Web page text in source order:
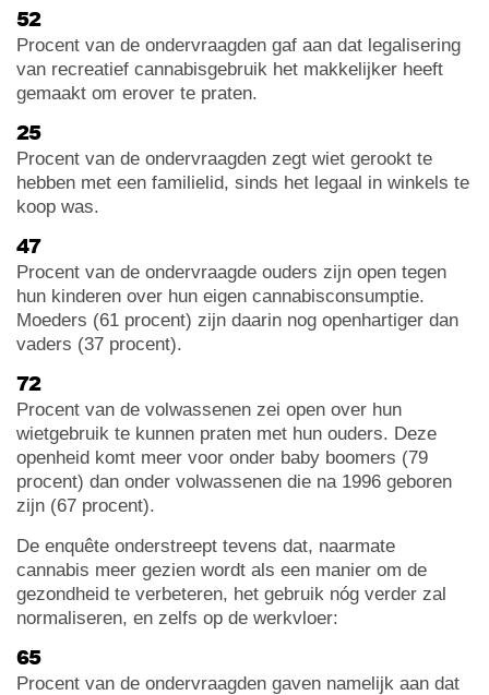
52
Procent van de ondervraagden gaf aan dat legalisering
van recreatief cannabisgebruik het makkelijker heeft
gemaakt om erover te praten.
25
Procent van de ondervraagden zegt wiet gerookt te
hebben met een familielid, sinds het legaal in winkels te
koop was.
47
Procent van de ondervraagde ouders zijn open tegen
hun kinderen over hun eigen cannabisconsumptie.
Moeders (61 procent) zijn daarin nog openhartiger dan
vaders (37 procent).
72
Procent van de volwassenen zei open over hun
wietgebruik te kunnen praten met hun ouders. Deze
openheid komt meer voor onder baby boomers (79
procent) dan onder volwassenen die na 1996 geboren
zijn (67 procent).
De enquête onderstreept tevens dat, naarmate
cannabis meer gezien wordt als een manier om de
gezondheid te verbeteren, het gebruik nóg verder zal
normaliseren, en zelfs op de werkvloer:
65
Procent van de ondervraagden gaven namelijk aan dat